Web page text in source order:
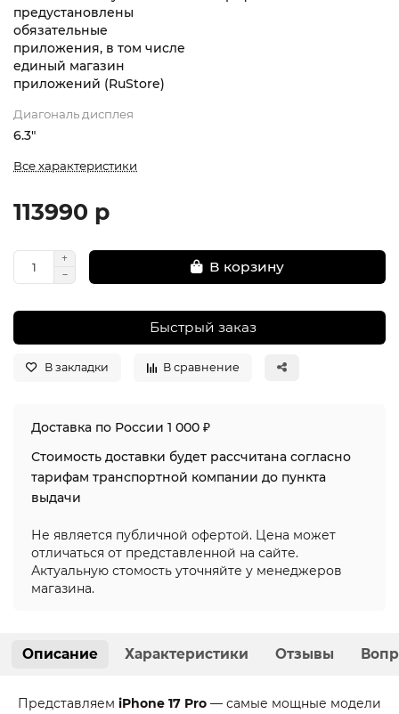
предустановлены
обязательные
приложения, в том числе
единый магазин
приложений (RuStore)
Диагональ дисплея
6.3"
Все характеристики
113990 р
В корзину
Быстрый заказ
В закладки В сравнение
Доставка по России 1 000 ₽
Стоимость доставки будет рассчитана согласно
тарифам транспортной компании до пункта
выдачи
Не является публичной офертой. Цена может
отличаться от представленной на сайте.
Актуальную стомость уточняйте у менеджеров
магазина.
Описание Характеристики Отзывы
Представляем iPhone 17 Pro — самые мощные модели